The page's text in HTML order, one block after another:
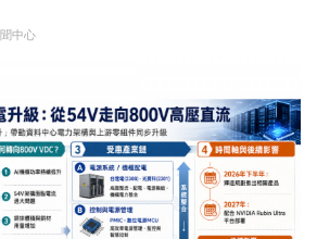
中心